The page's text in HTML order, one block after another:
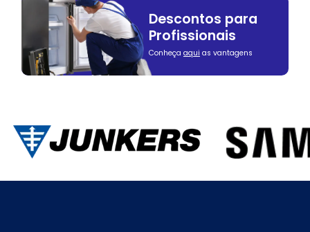
Descontos para
Profissionais
Conheça aqui as vantagens